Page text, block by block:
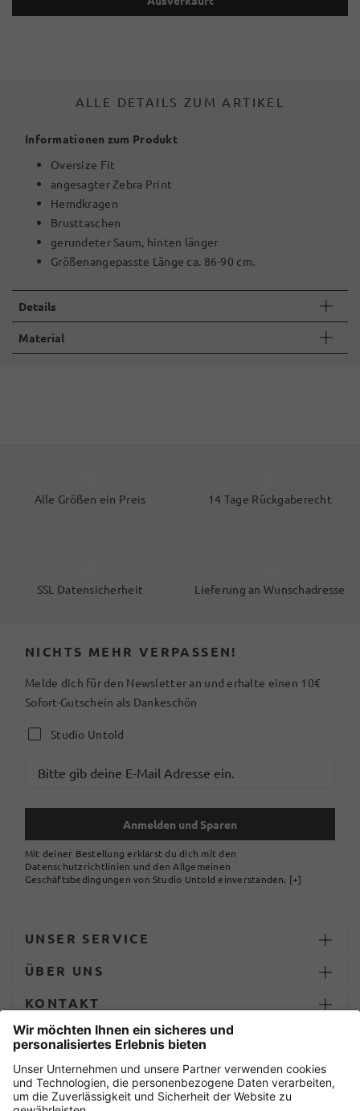
ALLE DETAILS ZUM ARTIKEL
Informationen zum Produkt
Oversize Fit
angesagter Zebra Print
Hemdkragen
Brusttaschen
gerundeter Saum, hinten länger
Größenangepasste Länge ca. 86-90 cm.
Details
Material
Alle Größen ein Preis 14 Tage Rückgaberecht
SSL Datensicherheit Lieferung an Wunschadresse
NICHTS MEHR VERPASSEN!
Melde dich für den Newsletter an und erhalte einen 10€
Sofort-Gutschein als Dankeschön
Studio Untold
Anmelden und Sparen
Mit deiner Bestellung erklärst du dich mit den
Datenschutzrichtlinien und den Allgemeinen
Geschäftsbedingungen von Studio Untold einverstanden. [+]
UNSER SERVICE
ÜBER UNS
KONTAKT
ZAHLUNG UND LIEFERUNG
Sicher einkaufen mit